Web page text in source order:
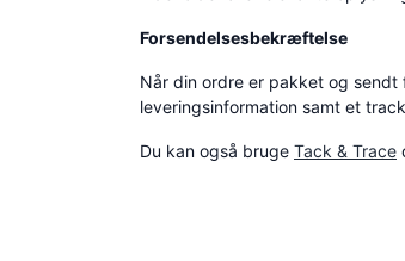
Forsendelsesbekræftelse
Når din ordre er pakket og
leveringsinformation samt et
Du kan også bruge Tack & Trace